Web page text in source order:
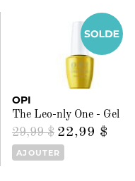
OPI
The Leo-nly One - Gel
29,99 $ 22,99 $
AJOUTER